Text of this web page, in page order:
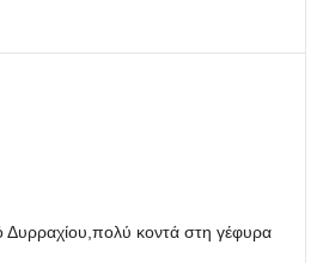
Δυρραχίου,πολύ κοντά στη γέφυρα